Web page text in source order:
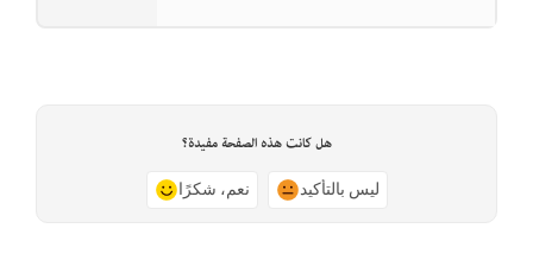
هل كانت هذه الصفحة مفيدة؟
نعم، شكرًا ليس بالتأكيد